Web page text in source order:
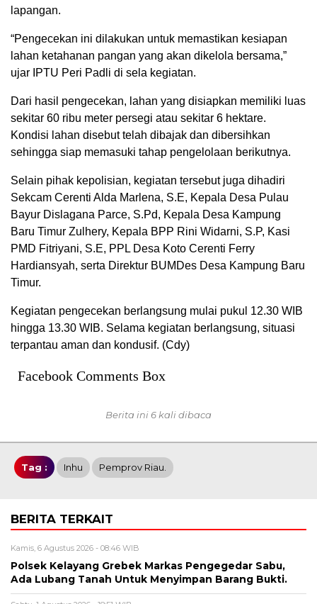
lapangan.
“Pengecekan ini dilakukan untuk memastikan kesiapan
lahan ketahanan pangan yang akan dikelola bersama,”
ujar IPTU Peri Padli di sela kegiatan.
Dari hasil pengecekan, lahan yang disiapkan memiliki luas
sekitar 60 ribu meter persegi atau sekitar 6 hektare.
Kondisi lahan disebut telah dibajak dan dibersihkan
sehingga siap memasuki tahap pengelolaan berikutnya.
Selain pihak kepolisian, kegiatan tersebut juga dihadiri
Sekcam Cerenti Alda Marlena, S.E, Kepala Desa Pulau
Bayur Dislagana Parce, S.Pd, Kepala Desa Kampung
Baru Timur Zulhery, Kepala BPP Rini Widarni, S.P, Kasi
PMD Fitriyani, S.E, PPL Desa Koto Cerenti Ferry
Hardiansyah, serta Direktur BUMDes Desa Kampung Baru
Timur.
Kegiatan pengecekan berlangsung mulai pukul 12.30 WIB
hingga 13.30 WIB. Selama kegiatan berlangsung, situasi
terpantau aman dan kondusif. (Cdy)
Facebook Comments Box
Berita ini 6 kali dibaca
Tag : Inhu Pemprov Riau.
BERITA TERKAIT
Kamis, 6 Agustus 2026 - 08:46 WIB
Polsek Kelayang Grebek Markas Pengegedar Sabu,
Ada Lubang Tanah Untuk Menyimpan Barang Bukti.